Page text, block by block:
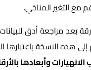
مع التغير المناخي.
بعد مراجعة أدق
إلى هذه النسخة
وأبعادها